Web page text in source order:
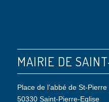
MAIRIE DE
Place de l’abbé de St-Pierre
50330 Saint-Pierre-Eglise